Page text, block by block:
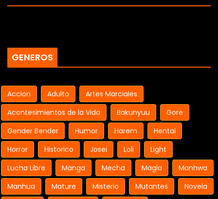
GENEROS
Accion Adulto
Artes Marciales
Acontesimientos de la Vida
Bakunyuu
Gore
Gender Bender
Humor Harem
Hentai
Horror
Historico Josei Loli
Light
Lucha Libre
Manga Mecha Magia
Manhwa
Manhua
Mature Misterio Mutantes
Novela